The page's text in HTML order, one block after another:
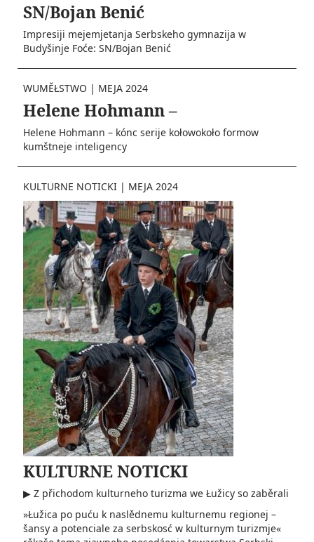
SN/Bojan Benić
Impresiji mejemjetanja Serbskeho gymnazija w
Budyšinje Foće: SN/Bojan Benić
WUMĚŁSTWO | MEJA 2024
Helene Hohmann –
Helene Hohmann – kónc serije kołowokoło formow
kumštneje inteligency
KULTURNE NOTICKI | MEJA 2024
KULTURNE NOTICKI
▶ Z přichodom kulturneho turizma we Łužicy so zaběrali
»Łužica po puću k naslědnemu kulturnemu regionej –
šansy a potenciale za serbskosć w kulturnym turizmje«